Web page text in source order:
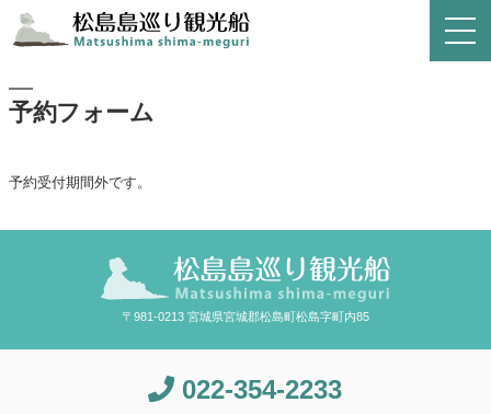
予約フォーム
予約受付期間外です。
〒981-0213 宮城県宮城郡松島町松島字町内85
022-354-2233